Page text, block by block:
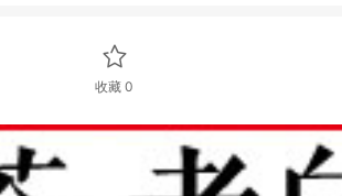
收藏 0